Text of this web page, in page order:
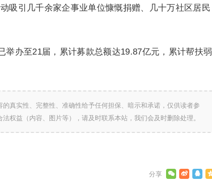
吸引几千余家企事业单位慷慨捐赠、几十万社区居民
举办至21届，累计募款总额达19.87亿元，累计帮扶弱
真实性、完整性、准确性给予任何担保、暗示和承诺，仅供读者参
权益（内容、图片等），请及时联系本站，我们会及时删除处理。